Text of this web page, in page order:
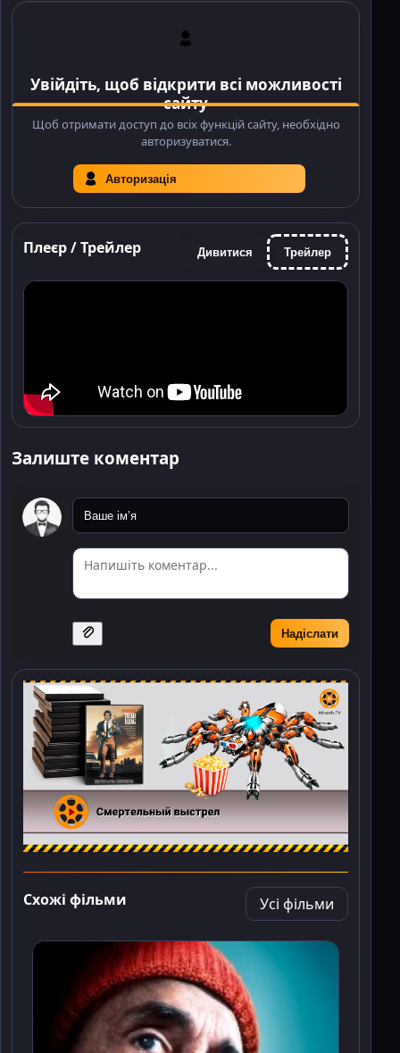
Увійдіть, щоб відкрити всі можливості
сайту
Щоб отримати доступ до всіх функцій сайту, необхідно
авторизуватися.
Авторизація
Плеєр / Трейлер Дивитися Трейлер
Залиште коментар
Надіслати
Схожі фільми Усі фільми